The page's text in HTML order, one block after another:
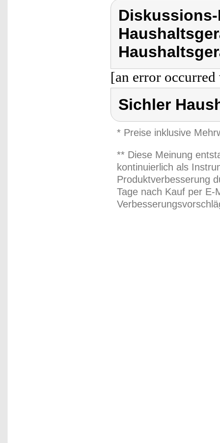
[an error
Sichler
* Preise inklusive
** Diese Meinung
kontinuierlich als
Produktverbesserung
Tage nach Kauf per E-